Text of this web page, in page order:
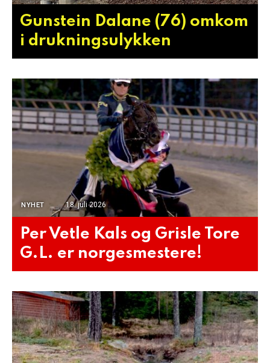
Gunstein Dalane (76) omkom
i drukningsulykken
NYHET 18. juli 2026
Per Vetle Kals og Grisle Tore
G.L. er norgesmestere!